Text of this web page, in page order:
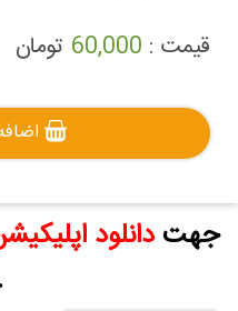
قیمت : 60,000 تومان
جهتدانلود